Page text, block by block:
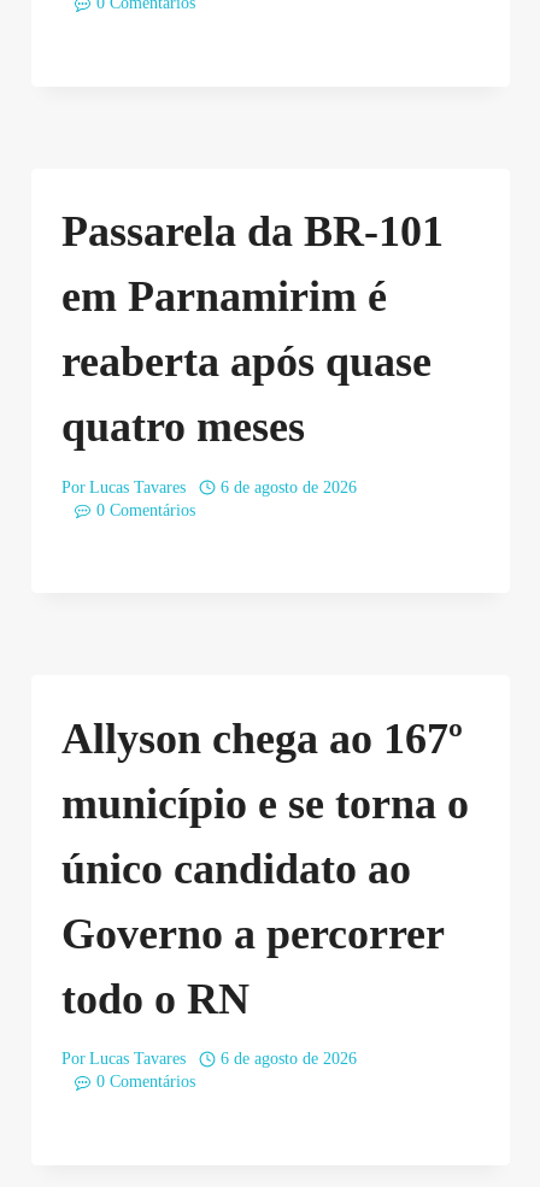
Passarela da BR-101
em Parnamirim é
reaberta após quase
quatro meses
Por Lucas Tavares
6 de agosto de 2026
0 Comentários
Allyson chega ao 167º
município e se torna o
único candidato ao
Governo a percorrer
todo o RN
Por Lucas Tavares
6 de agosto de 2026
0 Comentários